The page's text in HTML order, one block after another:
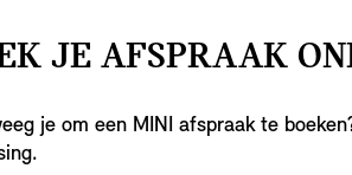
JE AFSPRAAK
je om een MINI afspraak te